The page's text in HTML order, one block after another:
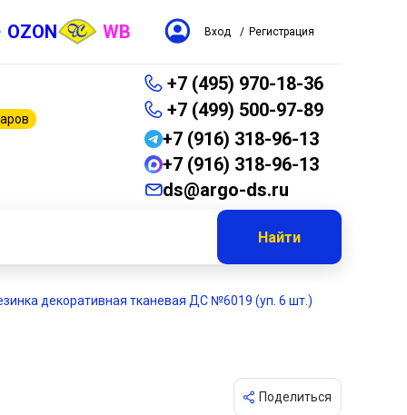
OZON WB Вход / Регистрация
+7 (495) 970-18-36
+7 (499) 500-97-89
+7 (916) 318-96-13
+7 (916) 318-96-13
ds@argo-ds.ru
Найти
декоративная тканевая ДС №6019 (уп. 6 шт.)
Поделиться